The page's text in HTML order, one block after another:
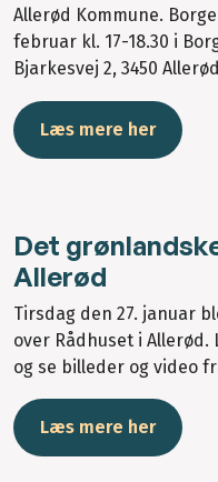
Allerød Kommune.
februar kl. 17-18.30 i
Bjarkesvej 2, 3450
Læs mere her
Det
Allerød
Tirsdag den 27. januar
over Rådhuset i
og se billeder og video
Læs mere her